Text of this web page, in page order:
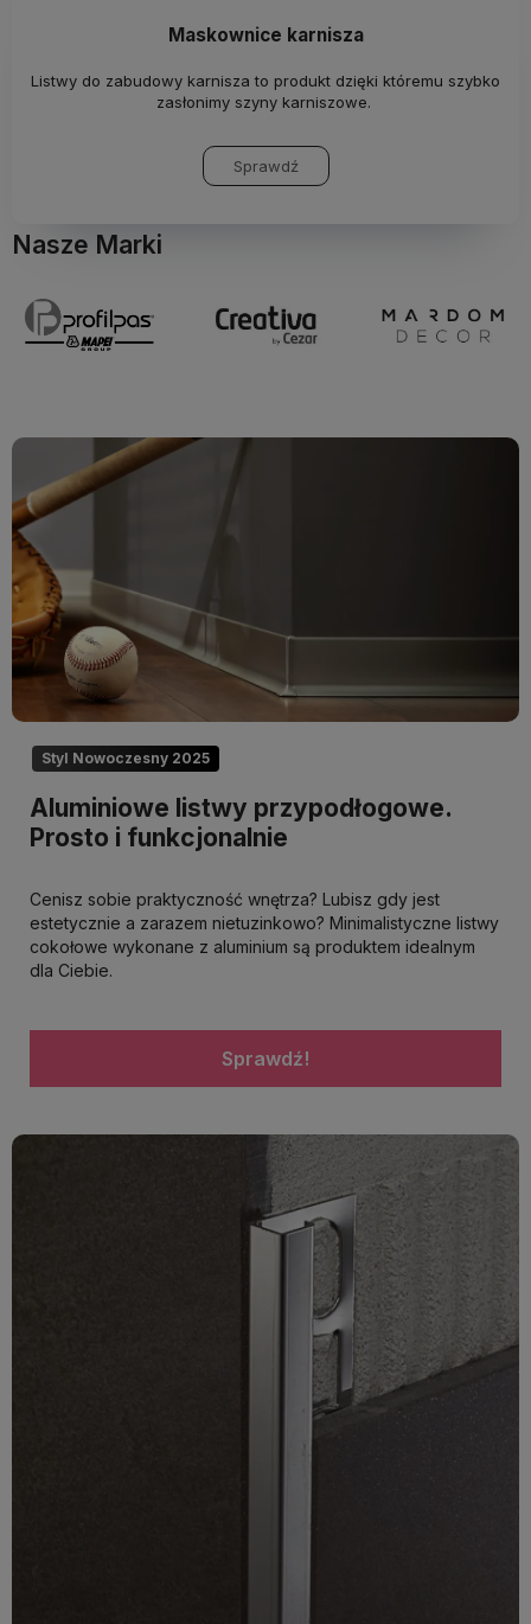
Maskownice karnisza
Listwy do zabudowy karnisza to produkt dzięki któremu szybko
zasłonimy szyny karniszowe.
Sprawdź
Nasze Marki
Styl Nowoczesny 2025
Aluminiowe listwy przypodłogowe.
Prosto i funkcjonalnie
Cenisz sobie praktyczność wnętrza? Lubisz gdy jest
estetycznie a zarazem nietuzinkowo? Minimalistyczne listwy
cokołowe wykonane z aluminium są produktem idealnym
dla Ciebie.
Sprawdź!